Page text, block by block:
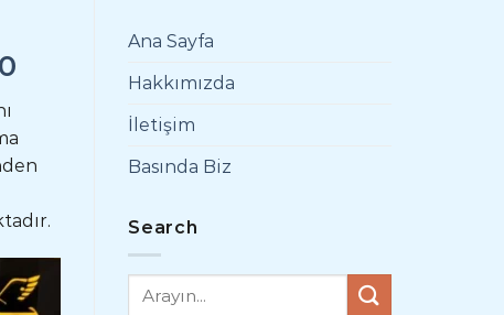
Ana Sayfa
Hakkımızda
İletişim
Basında Biz
Search